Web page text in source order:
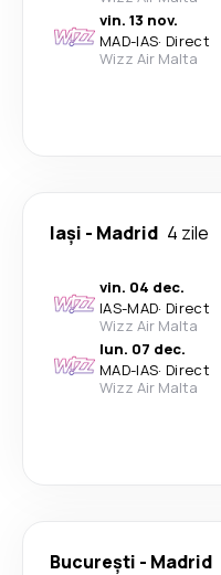
vin. 13 nov.
MAD-IAS· Direct
Wizz Air Malta
Iași - Madrid 4 zile
vin. 04 dec.
IAS-MAD· Direct
Wizz Air Malta
lun. 07 dec.
MAD-IAS· Direct
Wizz Air Malta
București - Madrid